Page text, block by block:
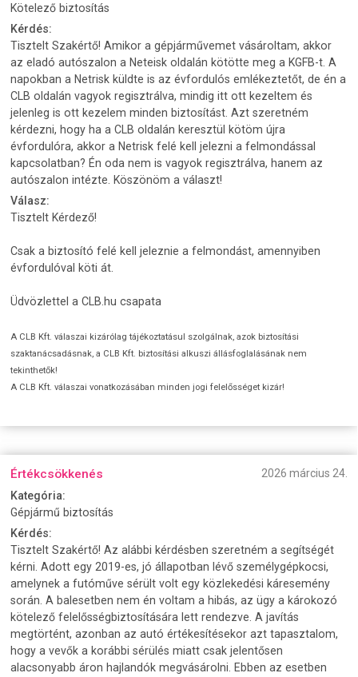
Kötelező biztosítás
Kérdés:
Tisztelt Szakértő! Amikor a gépjárművemet vásároltam, akkor
az eladó autószalon a Neteisk oldalán kötötte meg a KGFB-t. A
napokban a Netrisk küldte is az évfordulós emlékeztetőt, de én a
CLB oldalán vagyok regisztrálva, mindig itt ott kezeltem és
jelenleg is ott kezelem minden biztosítást. Azt szeretném
kérdezni, hogy ha a CLB oldalán keresztül kötöm újra
évfordulóra, akkor a Netrisk felé kell jelezni a felmondással
kapcsolatban? Én oda nem is vagyok regisztrálva, hanem az
autószalon intézte. Köszönöm a választ!
Válasz:
Tisztelt Kérdező!
Csak a biztosító felé kell jeleznie a felmondást, amennyiben
évfordulóval köti át.
Üdvözlettel a CLB.hu csapata
A CLB Kft. válaszai kizárólag tájékoztatásul szolgálnak, azok biztosítási
szaktanácsadásnak, a CLB Kft. biztosítási alkuszi állásfoglalásának nem
tekinthetők!
A CLB Kft. válaszai vonatkozásában minden jogi felelősséget kizár!
Értékcsökkenés
2026 március 24.
Kategória:
Gépjármű biztosítás
Kérdés:
Tisztelt Szakértő! Az alábbi kérdésben szeretném a segítségét
kérni. Adott egy 2019-es, jó állapotban lévő személygépkocsi,
amelynek a futóműve sérült volt egy közlekedési káresemény
során. A balesetben nem én voltam a hibás, az ügy a károkozó
kötelező felelősségbiztosítására lett rendezve. A javítás
megtörtént, azonban az autó értékesítésekor azt tapasztalom,
hogy a vevők a korábbi sérülés miatt csak jelentősen
alacsonyabb áron hajlandók megvásárolni. Ebben az esetben